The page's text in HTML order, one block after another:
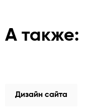
А также:
Дизайн сайта